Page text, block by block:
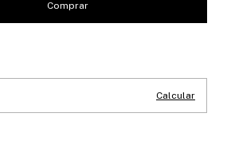
Calcular